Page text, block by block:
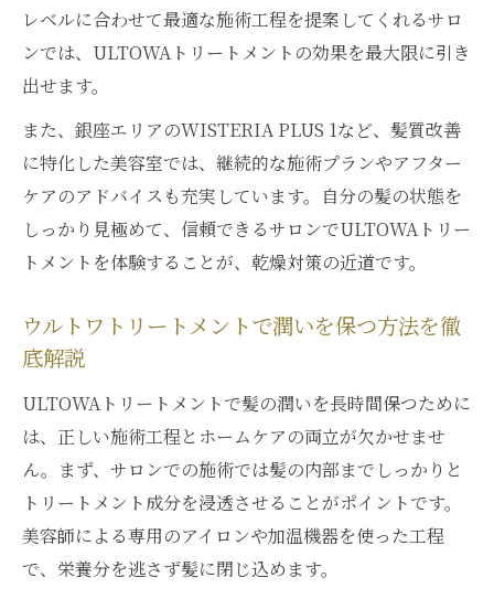
レベルに合わせて最適な施術工程を提案してくれるサロ
ンでは、ULTOWAトリートメントの効果を最大限に引き
出せます。
また、銀座エリアのWISTERIA PLUS 1など、髪質改善
に特化した美容室では、継続的な施術プランやアフター
ケアのアドバイスも充実しています。自分の髪の状態を
しっかり見極めて、信頼できるサロンでULTOWAトリー
トメントを体験することが、乾燥対策の近道です。
ウルトワトリートメントで潤いを保つ方法を徹
底解説
ULTOWAトリートメントで髪の潤いを長時間保つために
は、正しい施術工程とホームケアの両立が欠かせませ
ん。まず、サロンでの施術では髪の内部までしっかりと
トリートメント成分を浸透させることがポイントです。
美容師による専用のアイロンや加温機器を使った工程
で、栄養分を逃さず髪に閉じ込めます。